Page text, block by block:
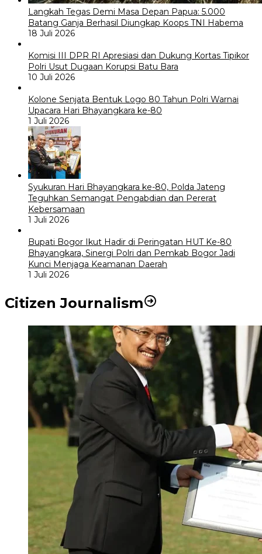
Langkah Tegas Demi Masa Depan Papua: 5.000
Batang Ganja Berhasil Diungkap Koops TNI Habema
18 Juli 2026
Komisi III DPR RI Apresiasi dan Dukung Kortas Tipikor
Polri Usut Dugaan Korupsi Batu Bara
10 Juli 2026
Kolone Senjata Bentuk Logo 80 Tahun Polri Warnai
Upacara Hari Bhayangkara ke-80
1 Juli 2026
Syukuran Hari Bhayangkara ke-80, Polda Jateng
Teguhkan Semangat Pengabdian dan Pererat
Kebersamaan
1 Juli 2026
Bupati Bogor Ikut Hadir di Peringatan HUT Ke-80
Bhayangkara, Sinergi Polri dan Pemkab Bogor Jadi
Kunci Menjaga Keamanan Daerah
1 Juli 2026
Citizen Journalism